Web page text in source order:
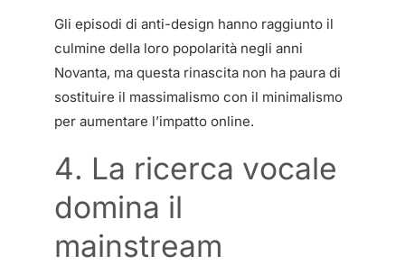
Gli episodi di anti-design hanno raggiunto il
culmine della loro popolarità negli anni
Novanta, ma questa rinascita non ha paura di
sostituire il massimalismo con il minimalismo
per aumentare l’impatto online.
4. La ricerca vocale
domina il
mainstream